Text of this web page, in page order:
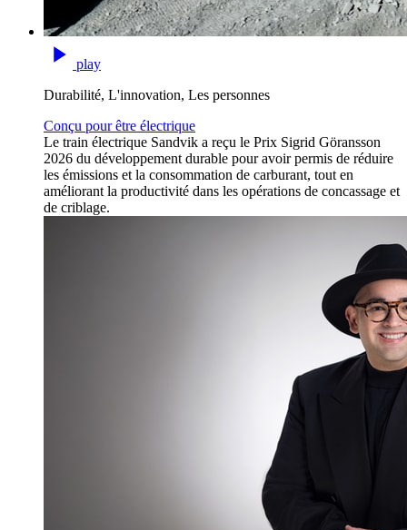
play
Durabilité, L'innovation, Les personnes
Conçu pour être électrique
Le train électrique Sandvik a reçu le Prix Sigrid Göransson
2026 du développement durable pour avoir permis de réduire
les émissions et la consommation de carburant, tout en
améliorant la productivité dans les opérations de concassage et
de criblage.